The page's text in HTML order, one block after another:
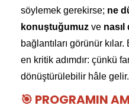
söylemek gerekirse; ne
konuştuğumuz ve nasıl
bağlantıları görünür
en kritik adımdır: çünkü
dönüştürülebilir hâle gelir.
🎯 PROGRAMIN